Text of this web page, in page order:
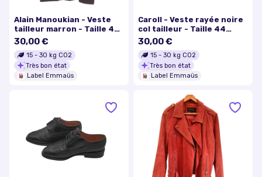
Alain Manoukian - Veste
tailleur marron - Taille 40
mesures Carrure= 43 cm
Poitrine= 46 cm
Longueur= 70 cm
30,00 €
15 - 30 kg CO2
Très bon état
Label Emmaüs
Caroll - Veste rayée noire
col tailleur - Taille 44
mesures Carrure= 40
Poitrine= 46 Longueur=
60
30,00 €
15 - 30 kg CO2
Très bon état
Label Emmaüs